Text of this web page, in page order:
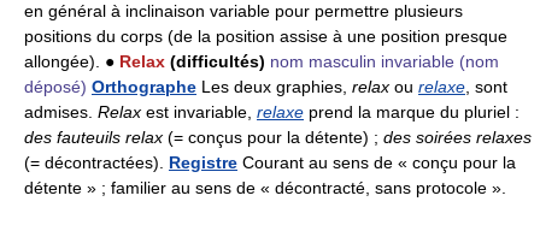
en général à inclinaison variable pour permettre plusieurs
positions du corps (de la position assise à une position presque
allongée). ● Relax (difficultés) nom masculin invariable (nom
déposé) Orthographe Les deux graphies, relax ou relaxe , sont
admises. Relax est invariable, relaxe prend la marque du pluriel :
des fauteuils relax (= conçus pour la détente) ; des soirées relaxes
(= décontractées). Registre Courant au sens de « conçu pour la
détente » ; familier au sens de « décontracté, sans protocole ».